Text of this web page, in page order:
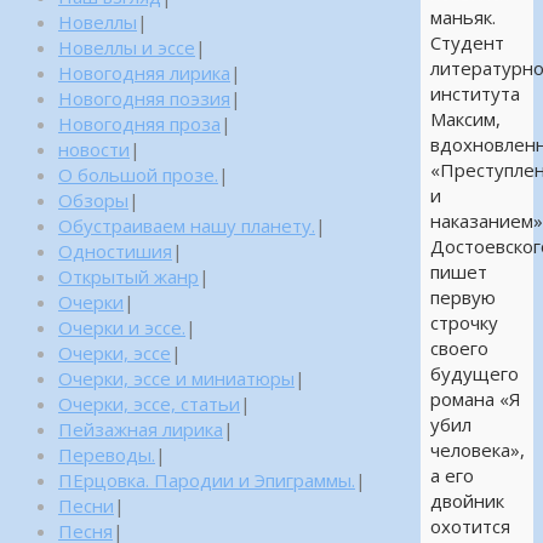
маньяк.
Студент
института
Максим,
и
наказанием»
пишет
первую
строчку
своего
будущего
романа «Я
убил
человека»,
а его
двойник
охотится
Новеллы |
Новеллы и эссе |
Новогодняя лирика |
Новогодняя поэзия |
Новогодняя проза |
новости |
О большой прозе. |
Обзоры |
Обустраиваем нашу планету. |
Одностишия |
Открытый жанр |
Очерки |
Очерки и эссе. |
Очерки, эссе |
Очерки, эссе и миниатюры |
Очерки, эссе, статьи |
Пейзажная лирика |
Переводы. |
ПЕрцовка. Пародии и Эпиграммы. |
Песни |
Песня |